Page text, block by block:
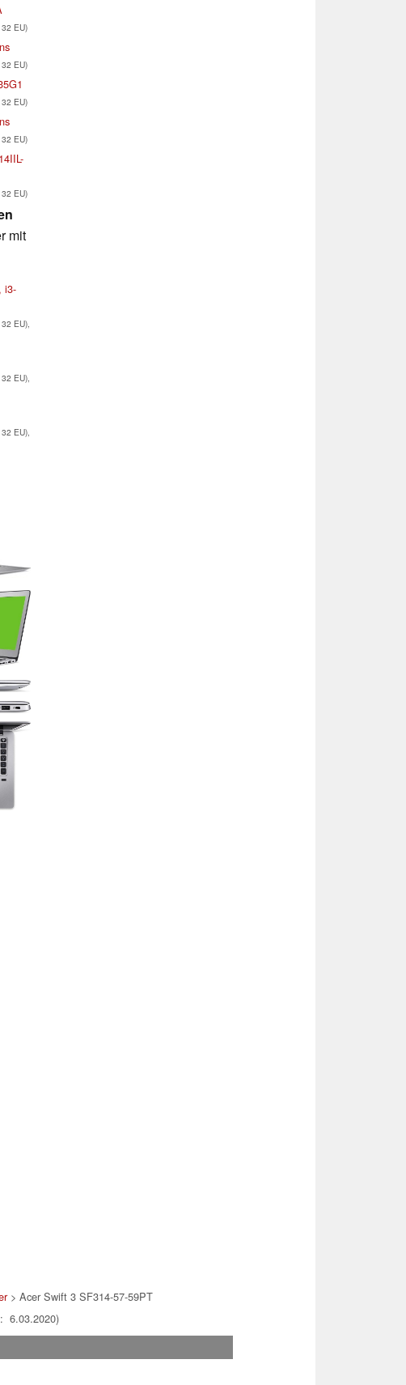
EU)
EU)
EU)
EU)
EU)
mit
i3-
EU),
EU),
EU),
> Acer Swift 3 SF314-57-59PT
6.03.2020)